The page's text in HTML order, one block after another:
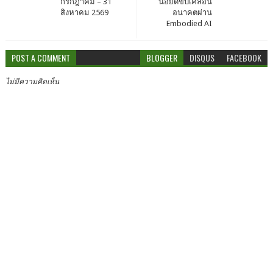
อนาคตผ่าน
Embodied AI
สิงหาคม 2569
POST A COMMENT BLOGGER DISQUS FACEBOOK
ไม่มีความคิดเห็น